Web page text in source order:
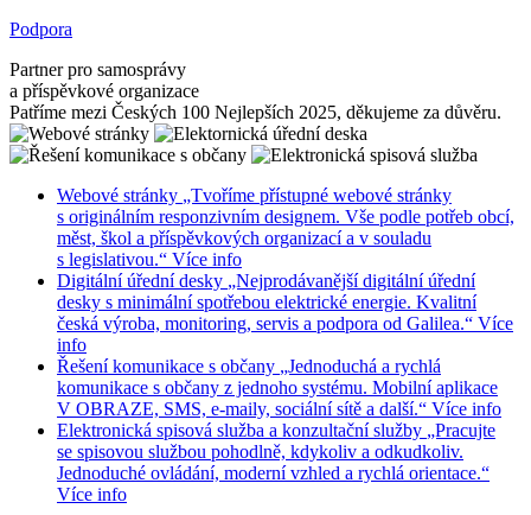
Podpora
Partner pro samosprávy
a příspěvkové organizace
Patříme mezi Českých 100 Nejlepších 2025, děkujeme za důvěru.
Webové stránky „Tvoříme přístupné webové stránky
s originálním responzivním designem. Vše podle potřeb obcí,
měst, škol a příspěvkových organizací a v souladu
s legislativou.“ Více info
Digitální úřední desky „Nejprodávanější digitální úřední
desky s minimální spotřebou elektrické energie. Kvalitní
česká výroba, monitoring, servis a podpora od Galilea.“ Více
info
Řešení komunikace s občany „Jednoduchá a rychlá
komunikace s občany z jednoho systému. Mobilní aplikace
V OBRAZE, SMS, e-maily, sociální sítě a další.“ Více info
Elektronická spisová služba a konzultační služby „Pracujte
se spisovou službou pohodlně, kdykoliv a odkudkoliv.
Jednoduché ovládání, moderní vzhled a rychlá orientace.“
Více info